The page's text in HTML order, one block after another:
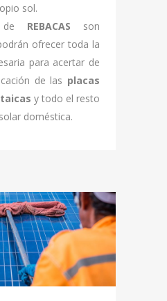
sol.
de REBACAS son
ofrecer toda la
para acertar de
de las placas
y todo el resto
doméstica.